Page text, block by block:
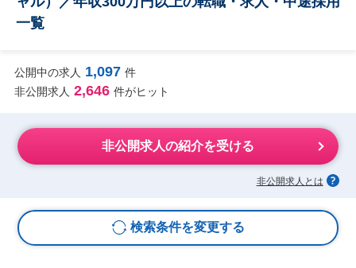
一覧
公開中の求人 1,097 件
非公開求人 2,646 件がヒット
非公開求人の紹介を受ける
非公開求人とは
検索条件を変更する